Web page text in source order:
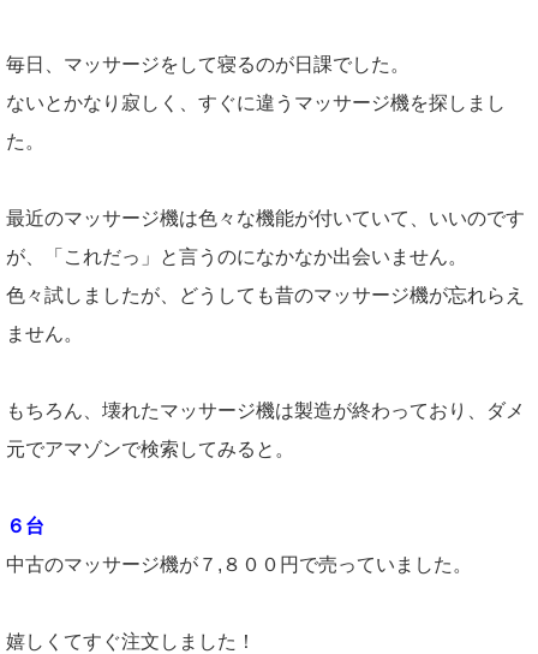
毎日、マッサージをして寝るのが日課でした。
ないとかなり寂しく、すぐに違うマッサージ機を探しまし
た。
最近のマッサージ機は色々な機能が付いていて、いいのです
が、「これだっ」と言うのになかなか出会いません。
色々試しましたが、どうしても昔のマッサージ機が忘れらえ
ません。
もちろん、壊れたマッサージ機は製造が終わっており、ダメ
元でアマゾンで検索してみると。
６台
中古のマッサージ機が７,８００円で売っていました。
嬉しくてすぐ注文しました！